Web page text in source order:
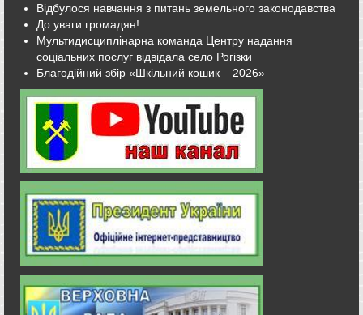
Відбулося навчання з питань земельного законодавства
До уваги громадян!
Мультидисциплінарна команда Центру надання
соціальних послуг відвідала село Рогізки
Благодійний збір «Шкільний кошик – 2026»